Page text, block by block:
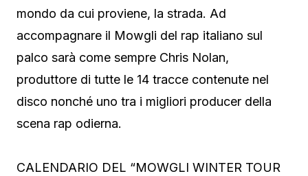
mondo da cui proviene, la strada. Ad
accompagnare il Mowgli del rap italiano sul
palco sarà come sempre Chris Nolan,
produttore di tutte le 14 tracce contenute nel
disco nonché uno tra i migliori producer della
scena rap odierna.
CALENDARIO DEL “MOWGLI WINTER TOUR